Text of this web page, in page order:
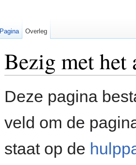
Bezig met het
Deze pagina
veld om de
staat op de
Pagina Overleg